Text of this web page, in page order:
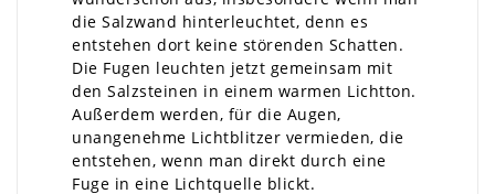
die Salzwand hinterleuchtet, denn es
entstehen dort keine störenden Schatten.
Die Fugen leuchten jetzt gemeinsam mit
den Salzsteinen in einem warmen Lichtton.
Außerdem werden, für die Augen,
unangenehme Lichtblitzer vermieden, die
entstehen, wenn man direkt durch eine
Fuge in eine Lichtquelle blickt.